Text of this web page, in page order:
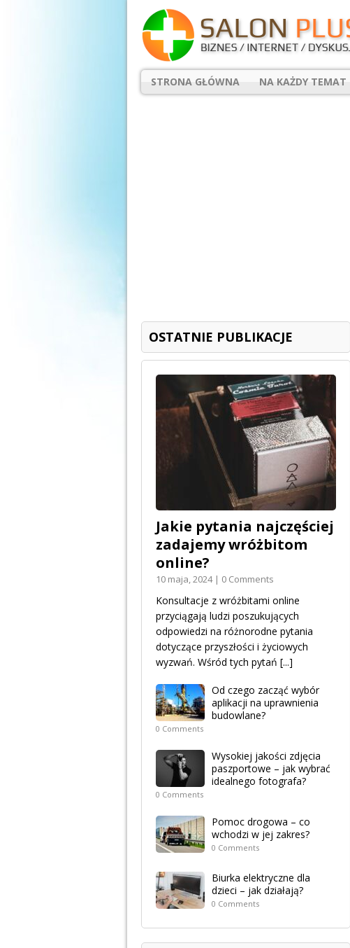
STRONA GŁÓWNA NA KAŻDY TEMAT
OSTATNIE PUBLIKACJE
Jakie pytania najczęściej
zadajemy wróżbitom
online?
10 maja, 2024 | 0 Comments
Konsultacje z wróżbitami online
przyciągają ludzi poszukujących
odpowiedzi na różnorodne pytania
dotyczące przyszłości i życiowych
wyzwań. Wśród tych pytań [...]
Od czego zacząć wybór
aplikacji na uprawnienia
budowlane?
0 Comments
Wysokiej jakości zdjęcia
paszportowe – jak wybrać
idealnego fotografa?
0 Comments
Pomoc drogowa – co
wchodzi w jej zakres?
0 Comments
Biurka elektryczne dla
dzieci – jak działają?
0 Comments